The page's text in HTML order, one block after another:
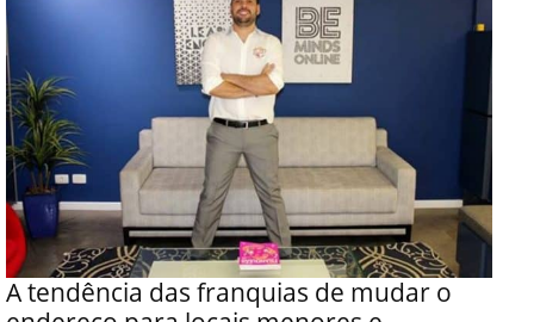
A tendência das franquias de mudar o